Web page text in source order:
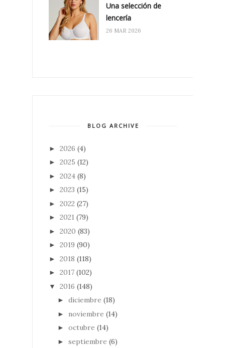
Una selección de
lencería
26 MAR 2026
BLOG ARCHIVE
► 2026 (4)
► 2025 (12)
► 2024 (8)
► 2023 (15)
► 2022 (27)
► 2021 (79)
► 2020 (83)
► 2019 (90)
► 2018 (118)
► 2017 (102)
▼ 2016 (148)
► diciembre (18)
► noviembre (14)
► octubre (14)
► septiembre (6)